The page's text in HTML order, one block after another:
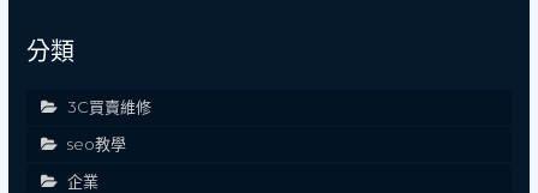
分類
3C買賣維修
seo教學
企業